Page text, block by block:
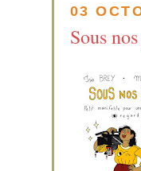
03
Sous